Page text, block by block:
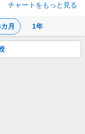
月 1年
チャートをもっと見る